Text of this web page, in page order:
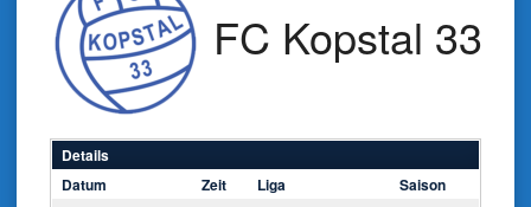
FC Kopstal 33
Details
Datum
Zeit Liga Saison